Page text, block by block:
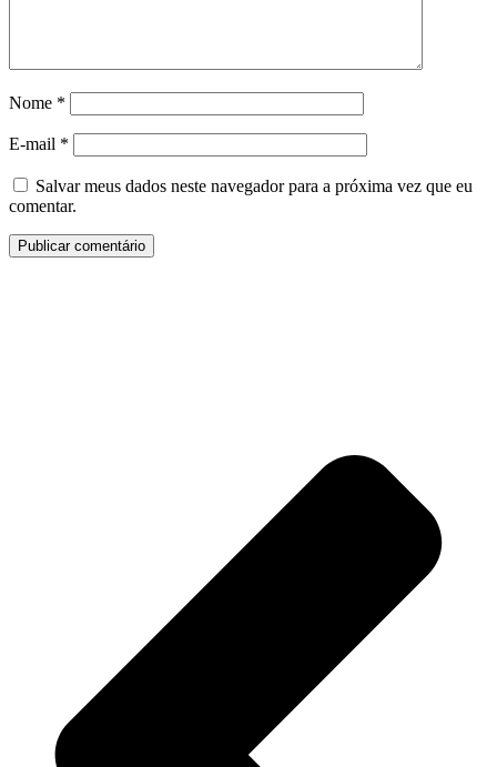
Nome *
E-mail *
Salvar meus dados neste navegador para a próxima vez que eu
comentar.